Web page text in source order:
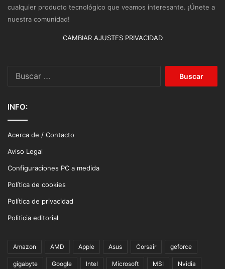
cualquier producto tecnológico que veamos interesante. ¡Únete a
nuestra comunidad!
CAMBIAR AJUSTES PRIVACIDAD
INFO:
Acerca de / Contacto
Aviso Legal
Configuraciones PC a medida
Política de cookies
Política de privacidad
Politicia editorial
Amazon AMD Apple Asus Corsair geforce
gigabyte Google Intel Microsoft MSI Nvidia